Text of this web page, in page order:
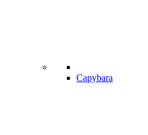
Capybara